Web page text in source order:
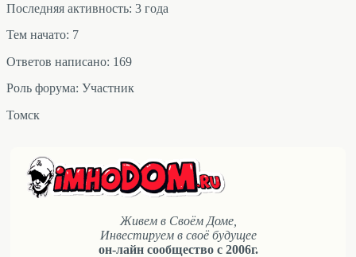
Последняя активность: 3 года
Тем начато: 7
Ответов написано: 169
Роль форума: Участник
Томск
Живем в Своём Доме,
Инвестируем в своё будущее
он-лайн сообщество с 2006г.